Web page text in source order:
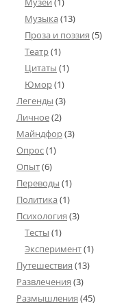
Музыка (13)
Проза и поэзия (5)
Театр(1)
Цитаты (1)
Юмор(1)
Легенды (3)
Личное(2)
Майндфор(3)
Опрос(1)
Опыт(6)
Переводы (1)
Политика (1)
Психология (3)
Тесты (1)
Эксперимент(1)
Путешествия (13)
Развлечения (3)
Размышления (45)